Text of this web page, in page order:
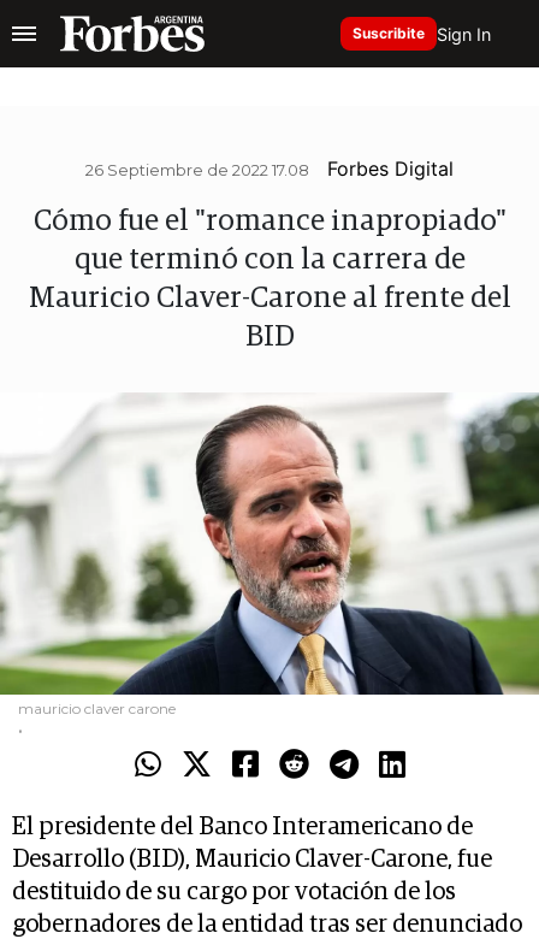
Suscribite Sign In
26 Septiembre de 2022 17.08 Forbes Digital
Cómo fue el "romance inapropiado"
que terminó con la carrera de
Mauricio Claver-Carone al frente del
BID
mauricio claver carone
.
El presidente del Banco Interamericano de
Desarrollo (BID), Mauricio Claver-Carone, fue
destituido de su cargo por votación de los
gobernadores de la entidad tras ser denunciado